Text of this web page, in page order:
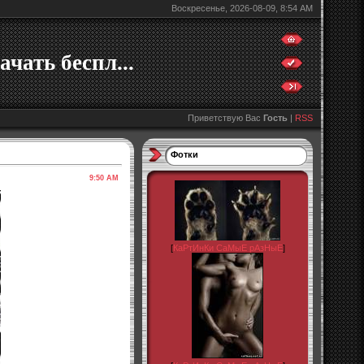
Воскресенье, 2026-08-09, 8:54 AM
беспл...
Приветствую Вас Гость | RSS
9:50 AM
Фотки
[КаРтИнКи СаМыЕ рАзНыЕ]